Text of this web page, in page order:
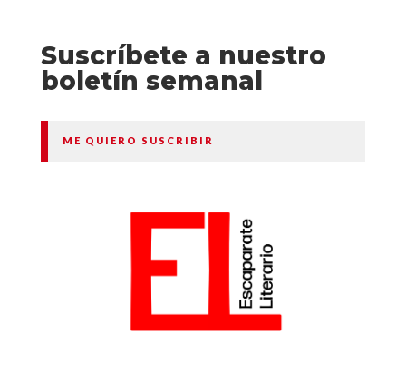
Suscríbete a nuestro
boletín semanal
ME QUIERO SUSCRIBIR